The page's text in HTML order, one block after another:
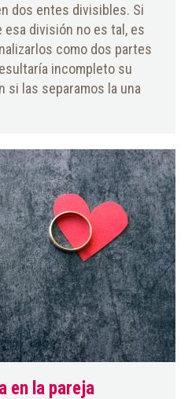
dos entes divisibles. Si
esa división no es tal, es
como dos partes
incompleto su
si las separamos la una
en la pareja